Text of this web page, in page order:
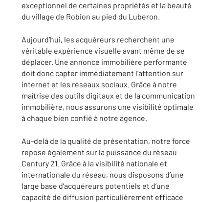
exceptionnel de certaines propriétés et la beauté
du village de Robion au pied du Luberon.
Aujourd’hui, les acquéreurs recherchent une
véritable expérience visuelle avant même de se
déplacer. Une annonce immobilière performante
doit donc capter immédiatement l’attention sur
internet et les réseaux sociaux. Grâce à notre
maîtrise des outils digitaux et de la communication
immobilière, nous assurons une visibilité optimale
à chaque bien confié à notre agence.
Au-delà de la qualité de présentation, notre force
repose également sur la puissance du réseau
Century 21. Grâce à la visibilité nationale et
internationale du réseau, nous disposons d’une
large base d’acquéreurs potentiels et d’une
capacité de diffusion particulièrement efficace